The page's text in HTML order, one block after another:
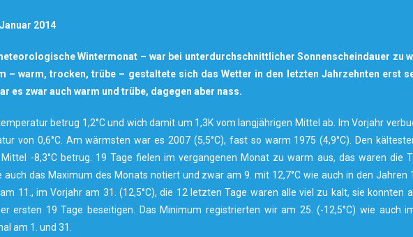
2014
Wintermonat – war bei unterdurchschnittlicher Sonnenscheindauer zu
– warm, trocken, trübe – gestaltete sich das Wetter in den letzten Jahrzehnten erst
es zwar auch warm und trübe, dagegen aber nass.
betrug 1,2°C und wich damit um 1,3K vom langjährigen Mittel ab. Im Vorjahr
von 0,6°C. Am wärmsten war es 2007 (5,5°C), fast so warm 1975 (4,9°C). Den
-8,3°C betrug. 19 Tage fielen im vergangenen Monat zu warm aus, das waren die
auch das Maximum des Monats notiert und zwar am 9. mit 12,7°C wie auch in den Jahren
11., im Vorjahr am 31. (12,5°C), die 12 letzten Tage waren alle viel zu kalt, sie konnten
ersten 19 Tage beseitigen. Das Minimum registrierten wir am 25. (-12,5°C) wie auch
am 1. und 31.